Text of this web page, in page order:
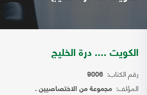
الكويت .... درة الخليج
رقم الكتاب: 9006
المؤلف: مجموعة من الاختصاصيين .